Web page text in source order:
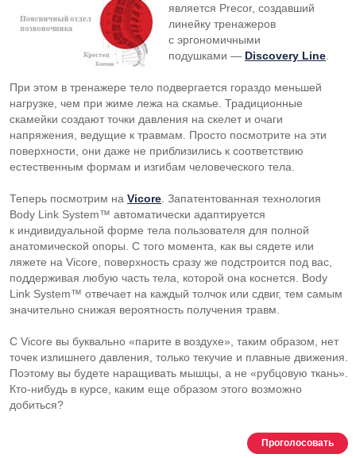
является Precor, создавший
линейку тренажеров
с эргономичными
подушками — Discovery Line
При этом в тренажере тело подвергается гораздо меньшей
нагрузке, чем при жиме лежа на скамье. Традиционные
скамейки создают точки давления на скелет и очаги
напряжения, ведущие к травмам. Просто посмотрите на эти
поверхности, они даже не приблизились к соответствию
естественным формам и изгибам человеческого тела.
Теперь посмотрим на Vicore . Запатентованная технология
Body Link System™ автоматически адаптируется
к индивидуальной форме тела пользователя для полной
анатомической опоры. С того момента, как вы сядете или
ляжете на Vicore, поверхность сразу же подстроится под вас,
поддерживая любую часть тела, которой она коснется. Body
Link System™ отвечает на каждый толчок или сдвиг, тем самым
значительно снижая вероятность получения травм.
С Vicore вы буквально «парите в воздухе», таким образом, нет
точек излишнего давления, только текучие и плавные движения.
Поэтому вы будете наращивать мышцы, а не «рубцовую ткань».
Кто-нибудь в курсе, каким еще образом этого возможно
добиться?
Проголосовать